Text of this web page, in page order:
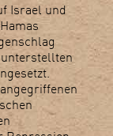
Israel und